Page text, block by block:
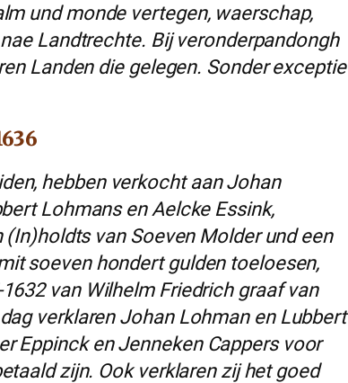
und monde vertegen, waerschap,
Landtrechte. Bij veronderpandongh
Landen die gelegen. Sonder exceptie
hebben verkocht aan Johan
Lohmans en Aelcke Essink,
(In)holdts van Soeven Molder und een
soeven hondert gulden toeloesen,
van Wilhelm Friedrich graaf van
verklaren Johan Lohman en Lubbert
Eppinck en Jenneken Cappers voor
zijn. Ook verklaren zij het goed